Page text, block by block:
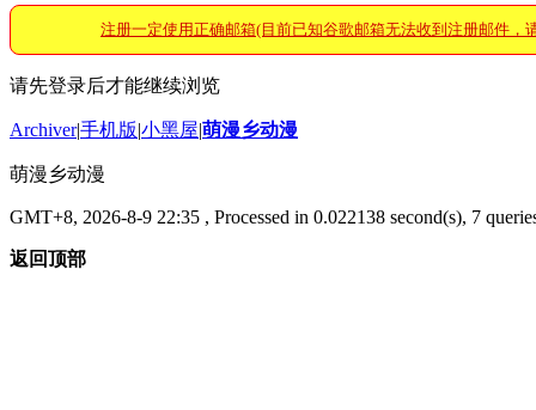
注册一定使用正确邮箱(目前已知谷歌邮箱无法收到注册邮件，
请先登录后才能继续浏览
Archiver|手机版|小黑屋|萌漫乡动漫
萌漫乡动漫
GMT+8, 2026-8-9 22:35 , Processed in 0.022138 second(s), 7
返回顶部